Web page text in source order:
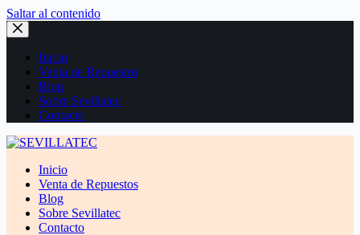
Saltar al contenido
Inicio
Venta de Repuestos
Blog
Sobre Sevillatec
Contacto
Inicio
Venta de Repuestos
Blog
Sobre Sevillatec
Contacto